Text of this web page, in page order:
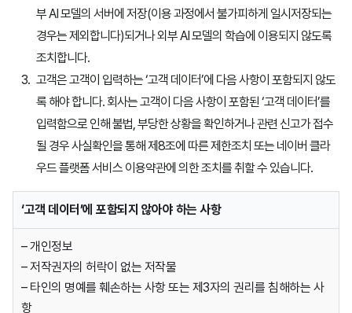
부 AI 모델의 서버에 저장(이용 과정에서 불가피하게 일시저장되는
경우는 제외합니다)되거나 외부 AI 모델의 학습에 이용되지 않도록
조치합니다.
고객은 고객이 입력하는 ‘고객 데이터’에 다음 사항이 포함되지 않도
록 해야 합니다. 회사는 고객이 다음 사항이 포함된 ‘고객 데이터’를
입력함으로 인해 불법, 부당한 상황을 확인하거나 관련 신고가 접수
될 경우 사실확인을 통해 제8조에 따른 제한조치 또는 네이버 클라
우드 플랫폼 서비스 이용약관에 의한 조치를 취할 수 있습니다.
‘고객 데이터’에 포함되지 않아야 하는 사항
– 개인정보
– 저작권자의 허락이 없는 저작물
– 타인의 명예를 훼손하는 사항 또는 제3자의 권리를 침해하는 사
항